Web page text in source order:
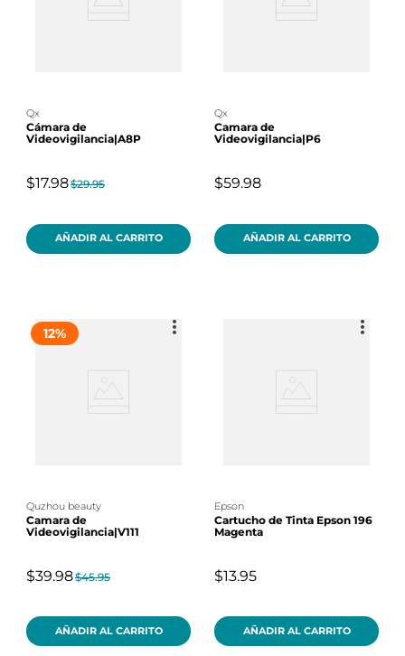
qx
Cámara de
Videovigilancia|A8P
$17.98$29.95
AÑADIR AL CARRITO
qx
Camara de
Videovigilancia|P6
$59.98
AÑADIR AL CARRITO
12%
quzhou beauty
Camara de
Videovigilancia|V111
$39.98$45.95
AÑADIR AL CARRITO
epson
Cartucho de Tinta Epson 196
Magenta
$13.95
AÑADIR AL CARRITO